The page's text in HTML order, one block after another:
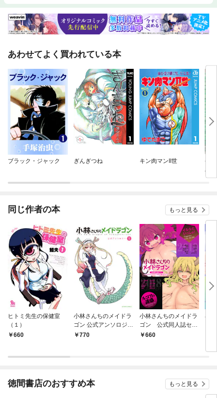
あわせてよく買われている本
ブラック・ジャック ぎんぎつね キン肉マンII世
今
み
同じ作者の本 もっと見る
ヒトミ先生の保健室
（１）
660
小林さんちのメイドラ
ゴン 公式アンソロジー
1 770
小林さんちのメイドラ
ゴン 公式同人誌セッ
ト～ルコア＆イルルに
660
小
限
徳間書店のおすすめ本 もっと見る